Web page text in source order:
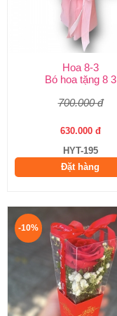
Hoa 8-3
Bó hoa tặng 8 3
700.000 đ
630.000 đ
HYT-195
Đặt hàng
-10%